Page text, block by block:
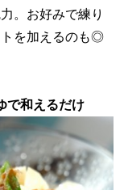
。お好みで練り
トを加えるのも◎
で和えるだけ